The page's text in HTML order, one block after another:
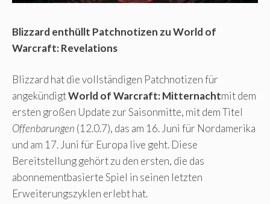
Blizzard enthüllt Patchnotizen zu World of
Warcraft: Revelations
Blizzard hat die vollständigen Patchnotizen für
angekündigtWorld of Warcraft: Mitternachtmit dem
ersten großen Update zur Saisonmitte, mit dem Titel
Offenbarungen (12.0.7), das am 16. Juni für Nordamerika
und am 17. Juni für Europa live geht. Diese
Bereitstellung gehört zu den ersten, die das
abonnementbasierte Spiel in seinen letzten
Erweiterungszyklen erlebt hat.